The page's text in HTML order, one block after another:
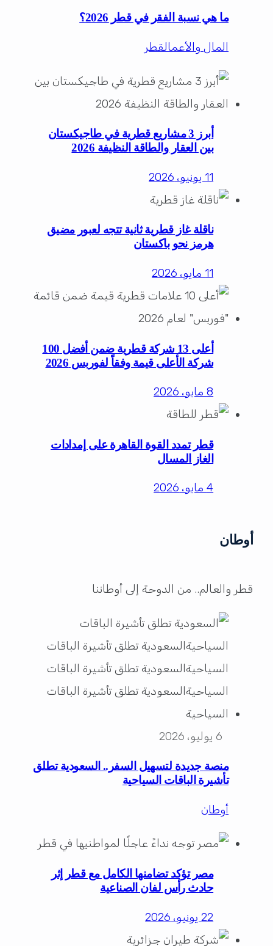
ما هي نسبة الفقر في قطر 2026؟
المال والأعمالقطر
أبرز 3 مشاريع قطرية في طاجيكستان
بين العقار والطاقة النظيفة 2026
11 يونيو، 2026
ناقلة غاز قطرية ثانية تتجه لعبور مضيق
هرمز نحو باكستان
11 مايو، 2026
أعلى 13 شركة قطرية ضمن أفضل 100
شركة الأعلى قيمة وفقاً لفوربس 2026
8 مايو، 2026
قطر تمدد القوة القاهرة على إمدادات
الغاز المسال
4 مايو، 2026
أوطان
قطر والعالم.. من الدوحة إلى أوطاننا
6 يوليو، 2026
منصة جديدة لتسهيل السفر.. السعودية تطلق
تأشيرة الباقات السياحية
أوطان
مصر تؤكد تضامنها الكامل مع قطر إثر
حادث رأس لفان الصناعية
22 يونيو، 2026